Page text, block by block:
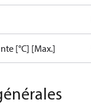
[°C] [Max.]